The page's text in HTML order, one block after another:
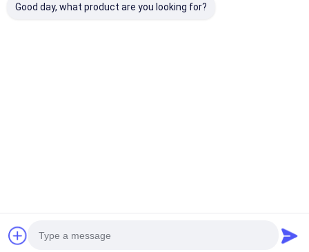
Good day, what product are you looking for?